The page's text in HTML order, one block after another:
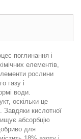
поглинання і
елементів,
рослини
газу і
води.
оскільки це
Завдяки кислотної
абсорбцію
для